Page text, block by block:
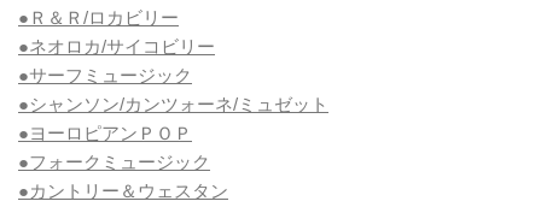
●Ｒ＆Ｒ/ロカビリー
●ネオロカ/サイコビリー
●サーフミュージック
●シャンソン/カンツォーネ/ミュゼット
●ヨーロピアンＰＯＰ
●フォークミュージック
●カントリー＆ウェスタン